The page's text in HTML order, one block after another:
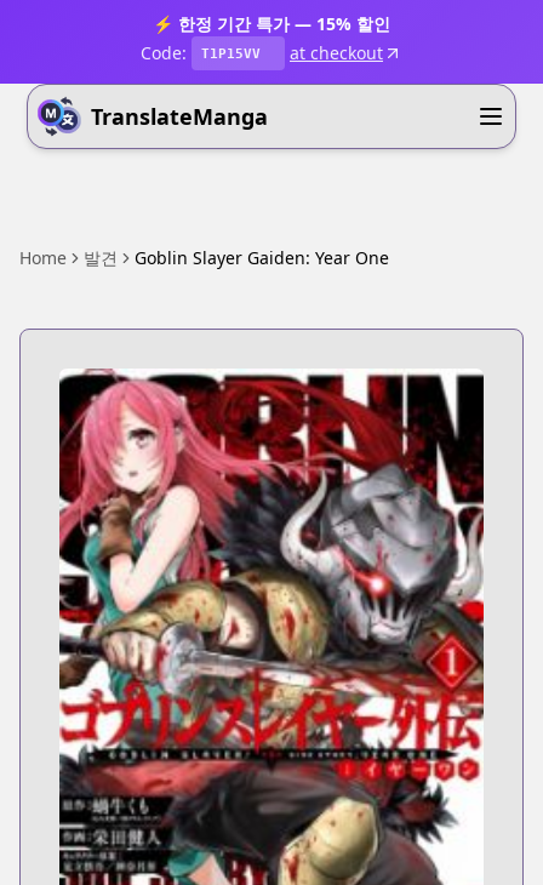
⚡ 한정 기간 특가 — 15% 할인
Code:
T1P15VV at checkout
TranslateManga
Home 발견 Goblin Slayer Gaiden: Year One